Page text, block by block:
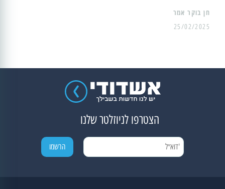
25/02/2025
הצטרפו לניוזלטר שלנו